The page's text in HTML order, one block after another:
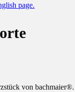
page.
von